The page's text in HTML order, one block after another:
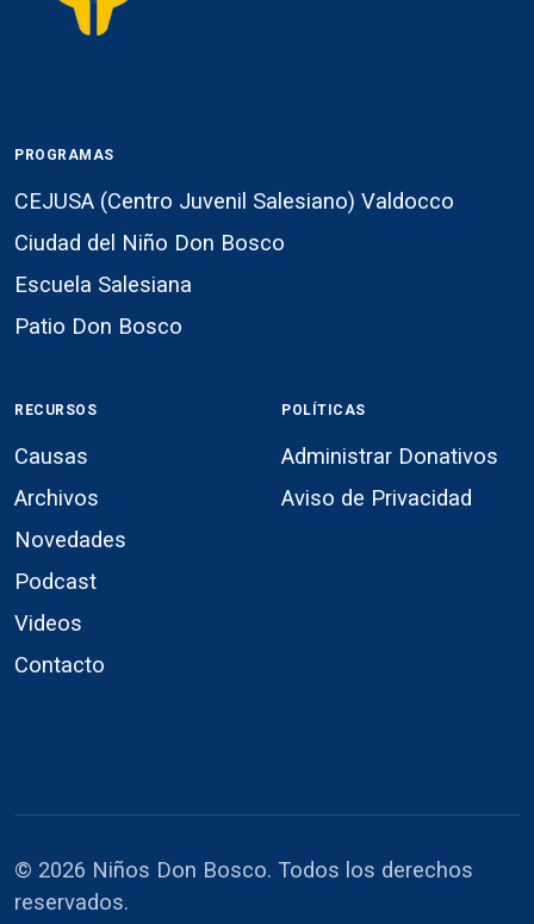
PROGRAMAS
CEJUSA (Centro Juvenil Salesiano) Valdocco
Ciudad del Niño Don Bosco
Escuela Salesiana
Patio Don Bosco
RECURSOS
Causas
Archivos
Novedades
Podcast
Videos
Contacto
POLÍTICAS
Administrar Donativos
Aviso de Privacidad
© 2026 Niños Don Bosco. Todos los derechos
reservados.